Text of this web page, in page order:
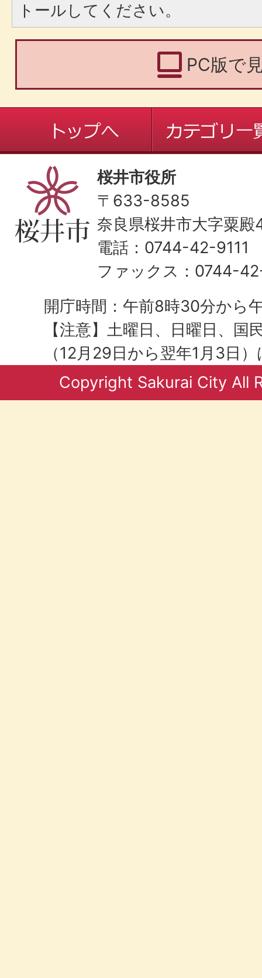
トールしてください。
PC版で
桜井市役所
〒633-8585
奈良県桜井市大字粟
電話：0744-42-9111
ファックス：0744-
開庁時間：午前8時30分から
【注意】土曜日、日曜日、国
（12月29日から翌年1月3日
Copyright Sakurai City All